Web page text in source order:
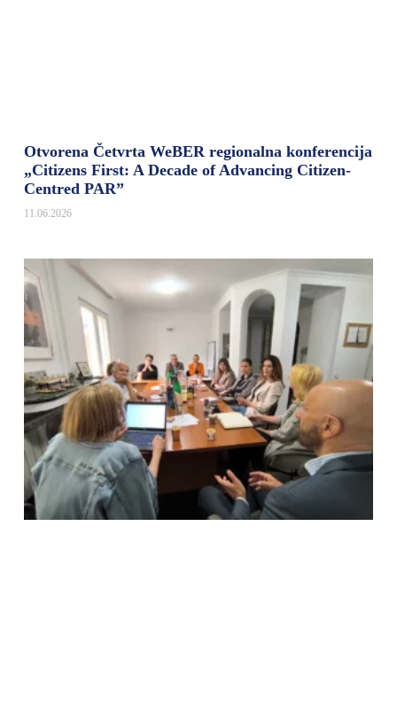
Otvorena Četvrta WeBER regionalna konferencija
„Citizens First: A Decade of Advancing Citizen-
Centred PAR”
11.06.2026